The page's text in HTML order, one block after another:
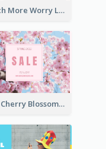
Beach More Worry Less Postcard
Pink Cherry Blossom Spring Sale Postcard